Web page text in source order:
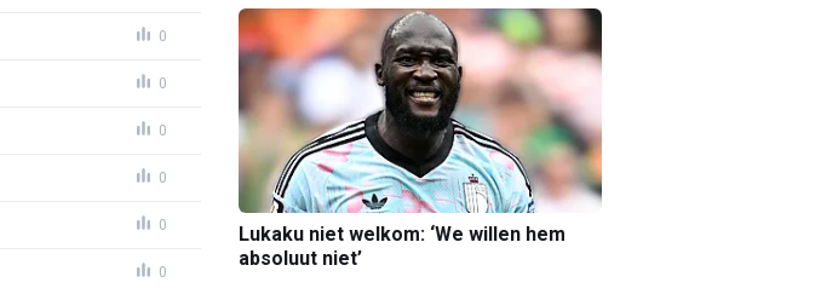
0
0
0
0
0
0
Lukaku niet welkom: ‘We willen hem
absoluut niet’